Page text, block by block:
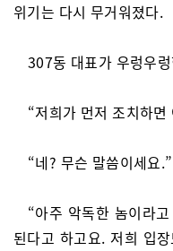
위기는 다시 무거워졌다.
307동 대표가 우렁우
“저희가 먼저 조치하면
“네? 무슨 말씀이세요.”
“아주 악독한 놈이라
된다고 하고요. 저희 입